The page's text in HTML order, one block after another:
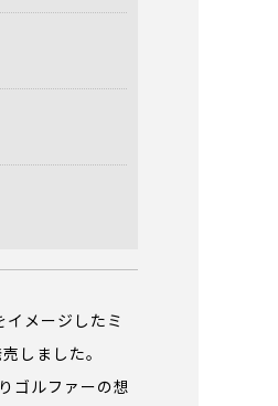
メージしたミ
しました。
ゴルファーの想